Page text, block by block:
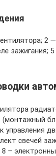
2
зажигания;
(монтажный
управления
свечей
8 –